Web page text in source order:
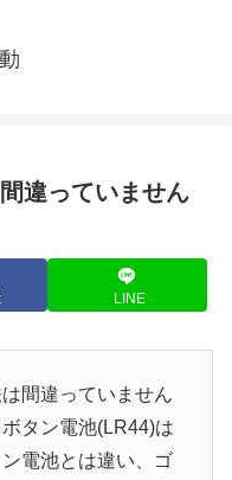
違っていません
LINE
間違っていません
タン電池(LR44)は
電池とは違い、ゴ